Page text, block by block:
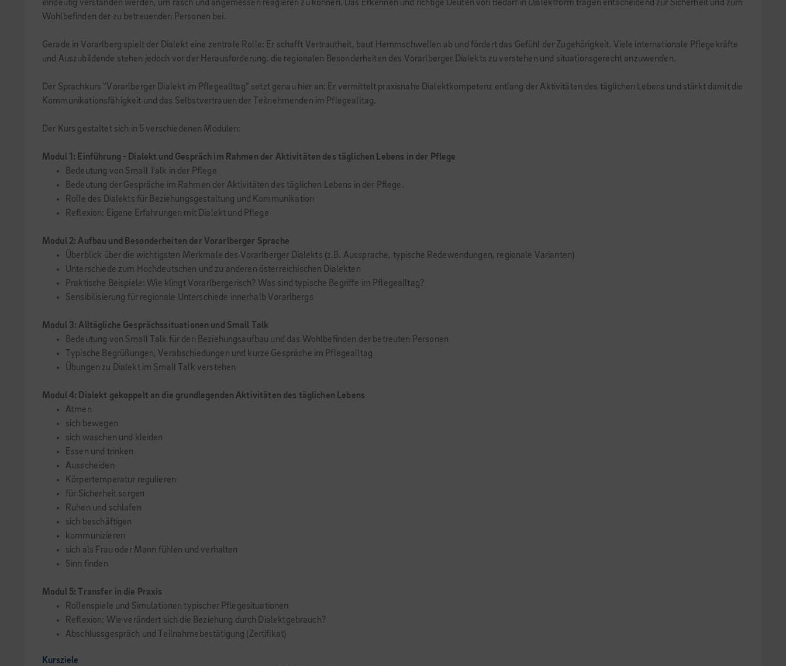
eindeutig verstanden werden, um rasch und angemessen reagieren zu können. Das Erkennen und richtige Deuten von Bedarf in Dialektform tragen entscheidend zur Sicherheit und zum
Wohlbefinden der zu betreuenden Personen bei.
Gerade in Vorarlberg spielt der Dialekt eine zentrale Rolle: Er schafft Vertrautheit, baut Hemmschwellen ab und fördert das Gefühl der Zugehörigkeit. Viele internationale Pflegekräfte
und Auszubildende stehen jedoch vor der Herausforderung, die regionalen Besonderheiten des Vorarlberger Dialekts zu verstehen und situationsgerecht anzuwenden.
Der Sprachkurs "Vorarlberger Dialekt im Pflegealltag" setzt genau hier an: Er vermittelt praxisnahe Dialektkompetenz entlang der Aktivitäten des täglichen Lebens und stärkt damit die
Kommunikationsfähigkeit und das Selbstvertrauen der Teilnehmenden im Pflegealltag.
Der Kurs gestaltet sich in 5 verschiedenen Modulen:
Modul 1: Einführung - Dialekt und Gespräch im Rahmen der Aktivitäten des täglichen Lebens in der Pflege
Bedeutung von Small Talk in der Pflege
Bedeutung der Gespräche im Rahmen der Aktivitäten des täglichen Lebens in der Pflege.
Rolle des Dialekts für Beziehungsgestaltung und Kommunikation
Reflexion: Eigene Erfahrungen mit Dialekt und Pflege
Modul 2: Aufbau und Besonderheiten der Vorarlberger Sprache
Überblick über die wichtigsten Merkmale des Vorarlberger Dialekts (z.B. Aussprache, typische Redewendungen, regionale Varianten)
Unterschiede zum Hochdeutschen und zu anderen österreichischen Dialekten
Praktische Beispiele: Wie klingt Vorarlbergerisch? Was sind typische Begriffe im Pflegealltag?
Sensibilisierung für regionale Unterschiede innerhalb Vorarlbergs
Modul 3: Alltägliche Gesprächssituationen und Small Talk
Bedeutung von Small Talk für den Beziehungsaufbau und das Wohlbefinden der betreuten Personen
Typische Begrüßungen, Verabschiedungen und kurze Gespräche im Pflegealltag
Übungen zu Dialekt im Small Talk verstehen
Modul 4: Dialekt gekoppelt an die grundlegenden Aktivitäten des täglichen Lebens
Atmen
sich bewegen
sich waschen und kleiden
Essen und trinken
Ausscheiden
Körpertemperatur regulieren
für Sicherheit sorgen
Ruhen und schlafen
sich beschäftigen
kommunizieren
sich als Frau oder Mann fühlen und verhalten
Sinn finden
Modul 5: Transfer in die Praxis
Rollenspiele und Simulationen typischer Pflegesituationen
Reflexion: Wie verändert sich die Beziehung durch Dialektgebrauch?
Abschlussgespräch und Teilnahmebestätigung (Zertifikat)
Kursziele